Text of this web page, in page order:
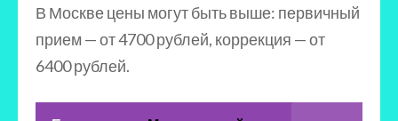
В Москве цены могут быть выше: первичный
прием — от 4700 рублей, коррекция — от
6400 рублей.